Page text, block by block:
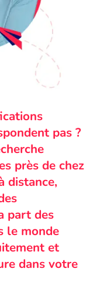
pas ?
près de chez
distance,
part des
le monde
et
dans votre